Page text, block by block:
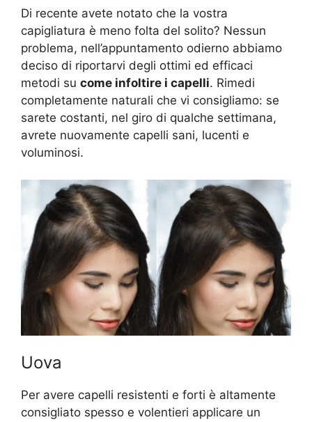
Di recente avete notato che la vostra
capigliatura è meno folta del solito? Nessun
problema, nell’appuntamento odierno abbiamo
deciso di riportarvi degli ottimi ed efficaci
metodi su come infoltire i capelli. Rimedi
completamente naturali che vi consigliamo: se
sarete costanti, nel giro di qualche settimana,
avrete nuovamente capelli sani, lucenti e
voluminosi.
Uova
Per avere capelli resistenti e forti è altamente
consigliato spesso e volentieri applicare un